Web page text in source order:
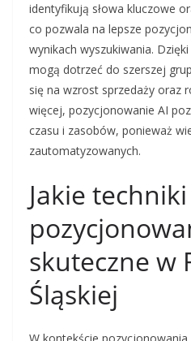
identyfikują słowa kluczowe
co pozwala na lepsze
wynikach wyszukiwania.
mogą dotrzeć do szerszej
się na wzrost sprzedaży oraz
więcej, pozycjonowanie AI
czasu i zasobów, ponieważ
zautomatyzowanych.
Jakie techniki
skuteczne w
Śląskiej